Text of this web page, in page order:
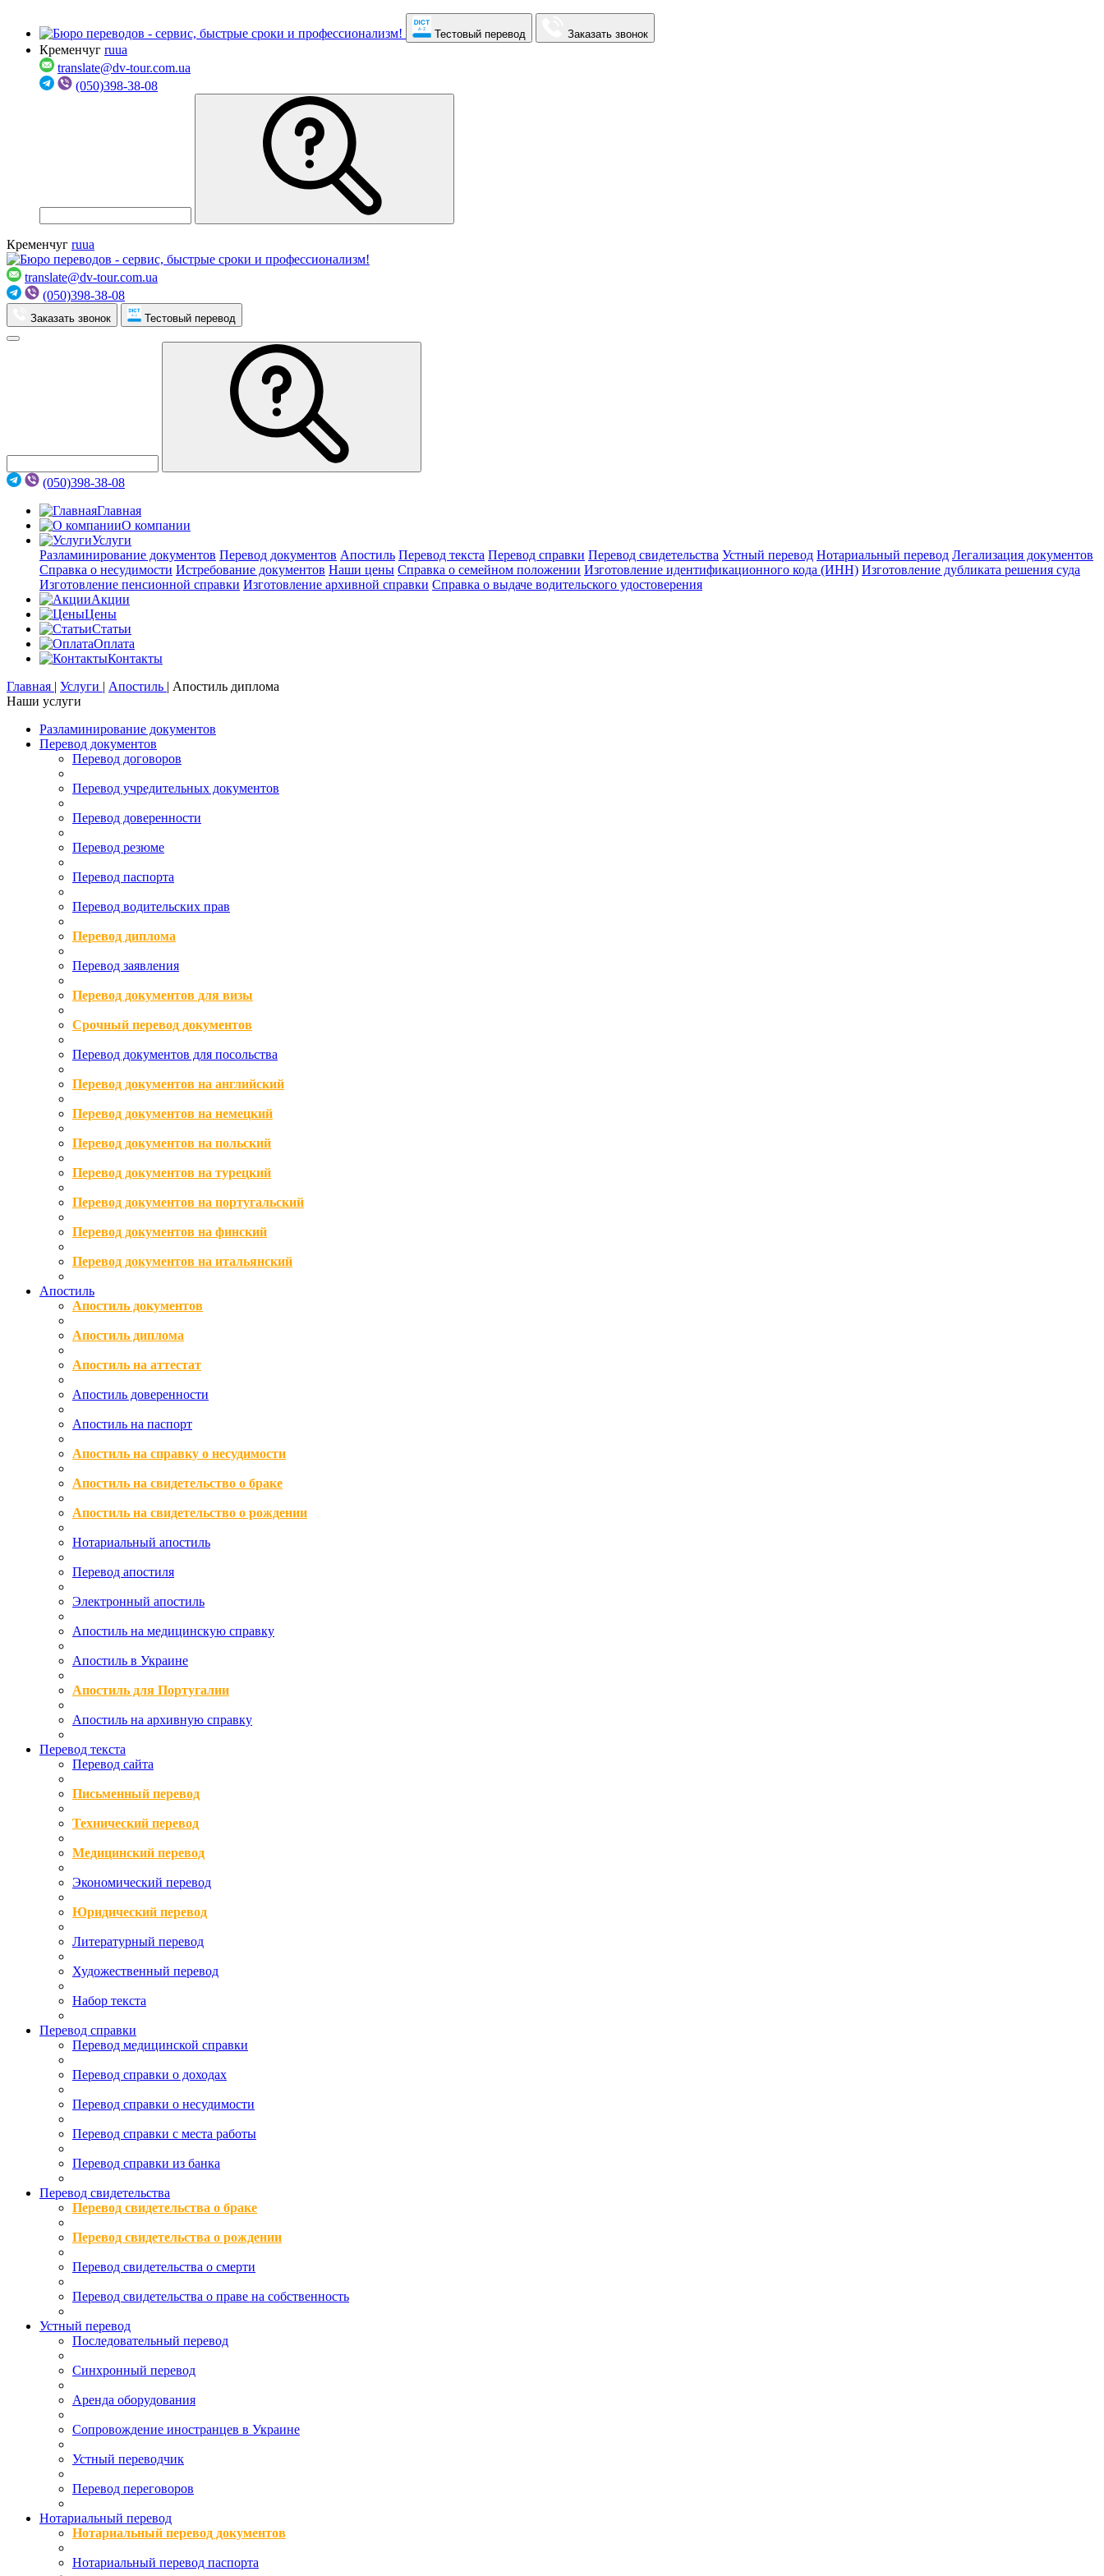
Тестовый перевод Заказать звонок
Кременчуг ruua
translate@dv-tour.com.ua
(050)398-38-08
Кременчуг ruua
translate@dv-tour.com.ua
(050)398-38-08
Заказать звонок Тестовый перевод
(050)398-38-08
Главная
О компании
Услуги
Разламинирование документов Перевод документов Апостиль Перевод текста Перевод справки Перевод свидетельства Устный перевод Нотариальный перевод Легализация документов
Справка о несудимости Истребование документов Наши цены Справка о семейном положении Изготовление идентификационного кода (ИНН) Изготовление дубликата решения суда
Изготовление пенсионной справки Изготовление архивной справки Справка о выдаче водительского удостоверения
Акции
Цены
Статьи
Оплата
Контакты
Главная | Услуги | Апостиль | Апостиль диплома
Наши услуги
Разламинирование документов
Перевод документов
Перевод договоров
Перевод учредительных документов
Перевод доверенности
Перевод резюме
Перевод паспорта
Перевод водительских прав
Перевод диплома
Перевод заявления
Перевод документов для визы
Срочный перевод документов
Перевод документов для посольства
Перевод документов на английский
Перевод документов на немецкий
Перевод документов на польский
Перевод документов на турецкий
Перевод документов на португальский
Перевод документов на финский
Перевод документов на итальянский
Апостиль
Апостиль документов
Апостиль диплома
Апостиль на аттестат
Апостиль доверенности
Апостиль на паспорт
Апостиль на справку о несудимости
Апостиль на свидетельство о браке
Апостиль на свидетельство о рождении
Нотариальный апостиль
Перевод апостиля
Электронный апостиль
Апостиль на медицинскую справку
Апостиль в Украине
Апостиль для Португалии
Апостиль на архивную справку
Перевод текста
Перевод сайта
Письменный перевод
Технический перевод
Медицинский перевод
Экономический перевод
Юридический перевод
Литературный перевод
Художественный перевод
Набор текста
Перевод справки
Перевод медицинской справки
Перевод справки о доходах
Перевод справки о несудимости
Перевод справки с места работы
Перевод справки из банка
Перевод свидетельства
Перевод свидетельства о браке
Перевод свидетельства о рождении
Перевод свидетельства о смерти
Перевод свидетельства о праве на собственность
Устный перевод
Последовательный перевод
Синхронный перевод
Аренда оборудования
Сопровождение иностранцев в Украине
Устный переводчик
Перевод переговоров
Нотариальный перевод
Нотариальный перевод документов
Нотариальный перевод паспорта